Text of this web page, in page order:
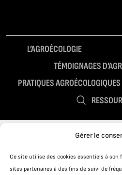
Gérer le
Ce site utilise des cookies essentiels à
sites partenaires à des fins de suivi de
L’AGROÉCOLOGIE
TÉMOIGNAGES
PRATIQUES AGROÉCOLOGIQUES